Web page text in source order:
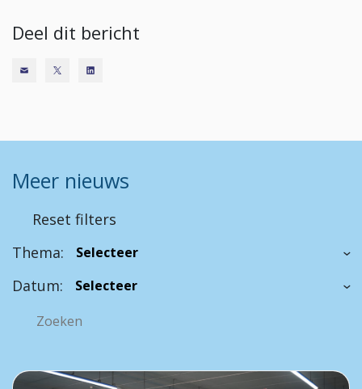
Deel dit bericht
Meer nieuws
Reset filters
Thema:
Datum: